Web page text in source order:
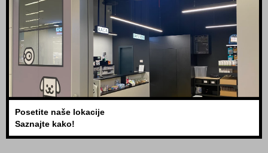
Posetite naše lokacije
Saznajte kako!